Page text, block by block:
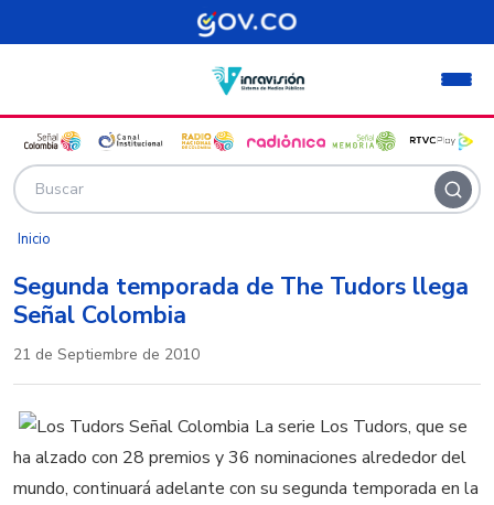
Pasar al contenido principal
Inicio
Segunda temporada de The Tudors llega
Señal Colombia
21 de Septiembre de 2010
La serie Los Tudors, que se
ha alzado con 28 premios y 36 nominaciones alrededor del
mundo, continuará adelante con su segunda temporada en la